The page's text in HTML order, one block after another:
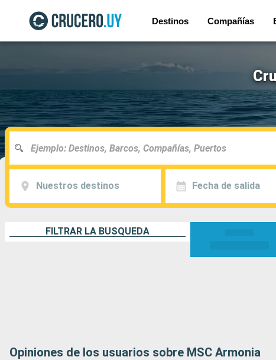
Destinos Compañías
Nuestros destinos Fecha de salida
FILTRAR LA BÚSQUEDA
Opiniones de los usuarios sobre MSC Armonia